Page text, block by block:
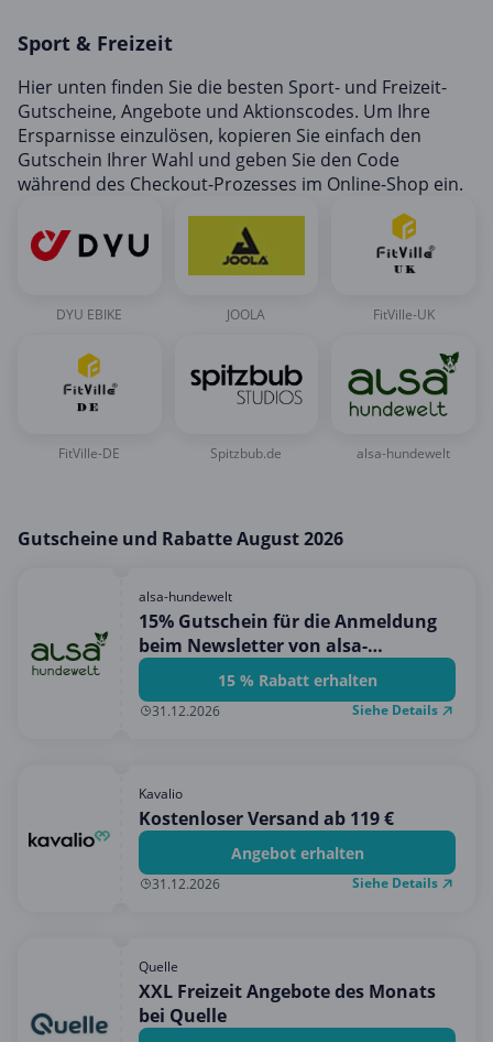
Mobilfunk & Internet
Mode & Accessoires
Shopping
Sonstiges
Sport & Freizeit
Urlaub & Reise
Sport & Freizeit
Hier unten finden Sie die besten Sport- und Freizeit-
Gutscheine, Angebote und Aktionscodes. Um Ihre
Ersparnisse einzulösen, kopieren Sie einfach den
Gutschein Ihrer Wahl und geben Sie den Code
während des Checkout-Prozesses im Online-Shop ein.
DYU EBIKE JOOLA FitVille-UK
FitVille-DE Spitzbub.de alsa-hundewelt
Gutscheine und Rabatte August 2026
alsa-hundewelt
15% Gutschein für die Anmeldung
beim Newsletter von alsa-
hundewelt!15 % Rabatt erhalten
31.12.2026 Siehe Details
Kavalio
Kostenloser Versand ab 119 €
Angebot erhalten
31.12.2026 Siehe Details
Quelle
XXL Freizeit Angebote des Monats
bei Quelle